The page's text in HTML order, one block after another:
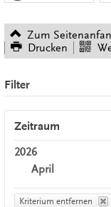
Zum
Drucken
Filter
Zeitraum
2026
April
Kriterium entfernen